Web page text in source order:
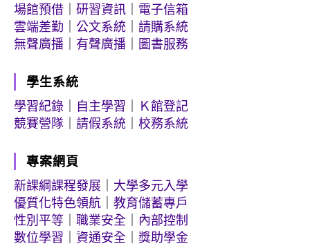
場館預借
研習資訊
電子信箱
雲端差勤
公文系統
請購系統
無聲廣播
有聲廣播 圖書服務
學生系統
學習紀錄
自主學習
Ｋ館登記
競賽營隊
請假系統 校務系統
專案網頁
新課綱課程發展
大學多元入學
優質化特色領航
教育儲蓄專戶
性別平等
職業安全
內部控制
數位學習
資通安全 獎助學金